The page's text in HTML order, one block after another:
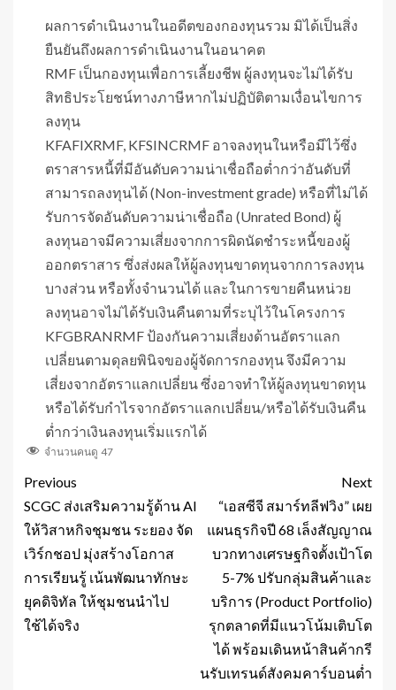
ผลการดำเนินงานในอดีตของกองทุนรวม มิได้เป็นสิ่ง
ยืนยันถึงผลการดำเนินงานในอนาคต
RMF เป็นกองทุนเพื่อการเลี้ยงชีพ ผู้ลงทุนจะไม่ได้รับ
สิทธิประโยชน์ทางภาษีหากไม่ปฏิบัติตามเงื่อนไขการ
ลงทุน
KFAFIXRMF, KFSINCRMF อาจลงทุนในหรือมีไว้ซึ่ง
ตราสารหนี้ที่มีอันดับความน่าเชื่อถือต่ำกว่าอันดับที่
สามารถลงทุนได้ (Non-investment grade) หรือที่ไม่ได้
รับการจัดอันดับความน่าเชื่อถือ (Unrated Bond) ผู้
ลงทุนอาจมีความเสี่ยงจากการผิดนัดชำระหนี้ของผู้
ออกตราสาร ซึ่งส่งผลให้ผู้ลงทุนขาดทุนจากการลงทุน
บางส่วน หรือทั้งจำนวนได้ และในการขายคืนหน่วย
ลงทุนอาจไม่ได้รับเงินคืนตามที่ระบุไว้ในโครงการ
KFGBRANRMF ป้องกันความเสี่ยงด้านอัตราแลก
เปลี่ยนตามดุลยพินิจของผู้จัดการกองทุน จึงมีความ
เสี่ยงจากอัตราแลกเปลี่ยน ซึ่งอาจทำให้ผู้ลงทุนขาดทุน
หรือได้รับกำไรจากอัตราแลกเปลี่ยน/หรือได้รับเงินคืน
ต่ำกว่าเงินลงทุนเริ่มแรกได้
จำนวนคนดู 47
Previous
SCGC ส่งเสริมความรู้ด้าน AI
ให้วิสาหกิจชุมชน ระยอง จัด
เวิร์กชอป มุ่งสร้างโอกาส
การเรียนรู้ เน้นพัฒนาทักษะ
ยุคดิจิทัล ให้ชุมชนนำไป
ใช้ได้จริง
Next
“เอสซีจี สมาร์ทลีฟวิง” เผย
แผนธุรกิจปี 68 เล็งสัญญาณ
บวกทางเศรษฐกิจตั้งเป้าโต
5-7% ปรับกลุ่มสินค้าและ
บริการ (Product Portfolio)
รุกตลาดที่มีแนวโน้มเติบโต
ได้ พร้อมเดินหน้าสินค้ากรี
นรับเทรนด์สังคมคาร์บอนต่ำ